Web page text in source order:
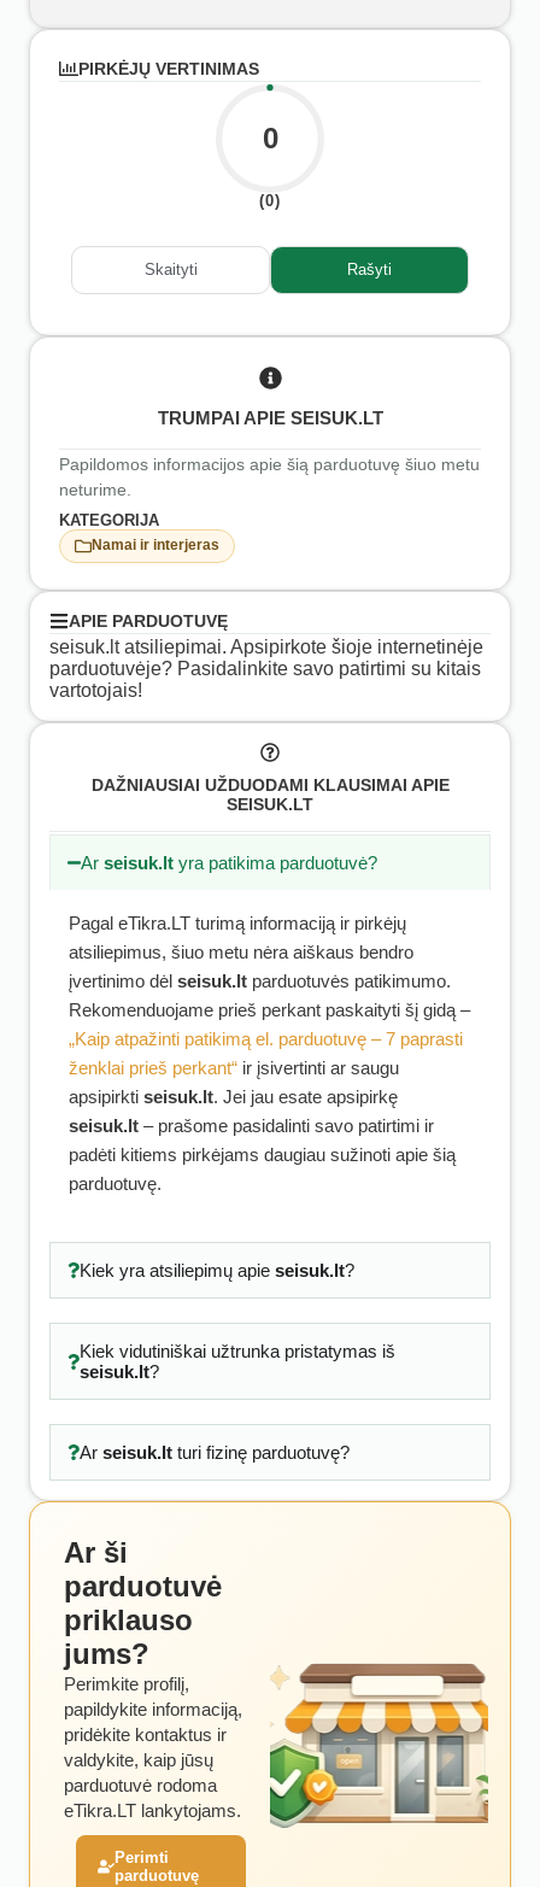
PIRKĖJŲ VERTINIMAS
0
(0)
Skaityti Rašyti
TRUMPAI APIE SEISUK.LT
Papildomos informacijos apie šią parduotuvę šiuo metu
neturime.
KATEGORIJA
Namai ir interjeras
APIE PARDUOTUVĘ
seisuk.lt atsiliepimai. Apsipirkote šioje internetinėje
parduotuvėje? Pasidalinkite savo patirtimi su kitais
vartotojais!
DAŽNIAUSIAI UŽDUODAMI KLAUSIMAI APIE
SEISUK.LT
Arseisuk.lt yra patikima parduotuvė?
Pagal eTikra.LT turimą informaciją ir pirkėjų
atsiliepimus, šiuo metu nėra aiškaus bendro
įvertinimo dėl seisuk.lt parduotuvės patikimumo.
Rekomenduojame prieš perkant paskaityti šį gidą –
„Kaip atpažinti patikimą el. parduotuvę – 7 paprasti
ženklai prieš perkant“ ir įsivertinti ar saugu
apsipirkti seisuk.lt. Jei jau esate apsipirkę
seisuk.lt – prašome pasidalinti savo patirtimi ir
padėti kitiems pirkėjams daugiau sužinoti apie šią
parduotuvę.
Kiek yra atsiliepimų apie seisuk.lt?
Kiek vidutiniškai užtrunka pristatymas iš
seisuk.lt?
Ar seisuk.ltturi fizinę parduotuvę?
Ar ši
parduotuvė
priklauso
jums?
Perimkite profilį,
papildykite informaciją,
pridėkite kontaktus ir
valdykite, kaip jūsų
parduotuvė rodoma
eTikra.LT lankytojams.
Perimti
parduotuvę